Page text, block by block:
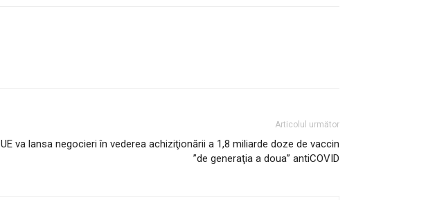
Articolul următor
UE va lansa negocieri în vederea achiziţionării a 1,8 miliarde doze de vaccin
”de generaţia a doua” antiCOVID